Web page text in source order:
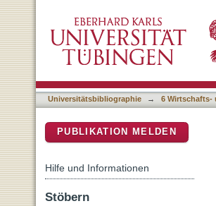
Universitätsbibliographie → 6 Wirtschafts-
PUBLIKATION MELDEN
Hilfe und Informationen
Stöbern